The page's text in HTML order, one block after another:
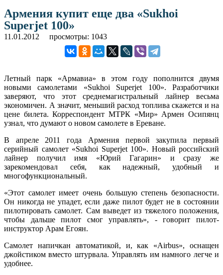
Армения купит еще два «Sukhoi
Superjet 100»
11.01.2012 просмотры: 1043
Летный парк «Армавиа» в этом году пополнится двумя
новыми самолетами «Sukhoi Superjet 100». Разработчики
заверяют, что этот среднемагистральный лайнер весьма
экономичен. А значит, меньший расход топлива скажется и на
цене билета. Корреспондент МТРК «Мир» Армен Осипянц
узнал, что думают о новом самолете в Ереване.
В апреле 2011 года Армения первой закупила первый
серийный самолет «Sukhoi Superjet 100». Новый российский
лайнер получил имя «Юрий Гагарин» и сразу же
зарекомендовал себя, как надежный, удобный и
многофункциональный.
«Этот самолет имеет очень большую степень безопасности.
Он никогда не упадет, если даже пилот будет не в состоянии
пилотировать самолет. Сам выведет из тяжелого положения,
чтобы дальше пилот смог управлять», - говорит пилот-
инструктор Арам Егоян.
Самолет напичкан автоматикой, и, как «Airbus», оснащен
джойстиком вместо штурвала. Управлять им намного легче и
удобнее.